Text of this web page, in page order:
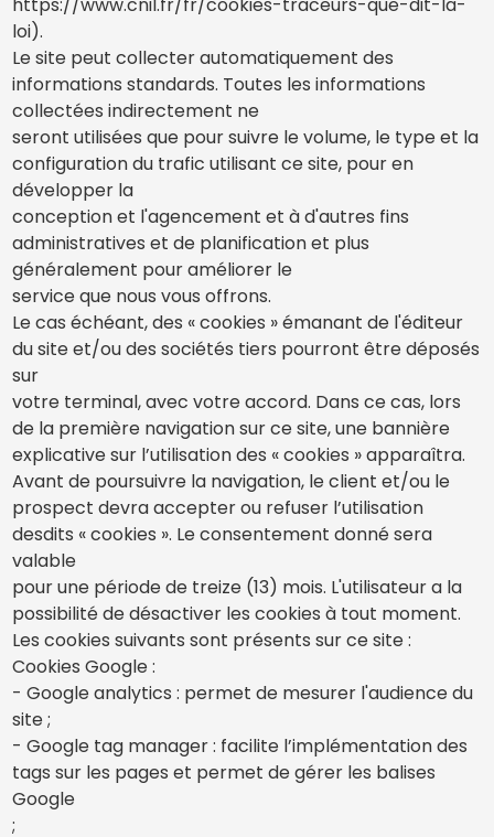
loi).
Le site peut collecter automatiquement des
informations standards. Toutes les informations
collectées indirectement ne
seront utilisées que pour suivre le volume, le type et la
configuration du trafic utilisant ce site, pour en
développer la
conception et l'agencement et à d'autres fins
administratives et de planification et plus
généralement pour améliorer le
service que nous vous offrons.
Le cas échéant, des « cookies » émanant de l'éditeur
du site et/ou des sociétés tiers pourront être déposés
sur
votre terminal, avec votre accord. Dans ce cas, lors
de la première navigation sur ce site, une bannière
explicative sur l’utilisation des « cookies » apparaîtra.
Avant de poursuivre la navigation, le client et/ou le
prospect devra accepter ou refuser l’utilisation
desdits « cookies ». Le consentement donné sera
valable
pour une période de treize (13) mois. L'utilisateur a la
possibilité de désactiver les cookies à tout moment.
Les cookies suivants sont présents sur ce site :
Cookies Google :
- Google analytics : permet de mesurer l'audience du
site ;
- Google tag manager : facilite l’implémentation des
tags sur les pages et permet de gérer les balises
Google
;